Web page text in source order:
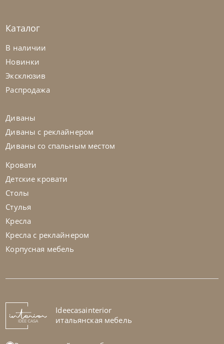
Twils
Кровать Frick
Кровать B-Curve
На заказ 45-90 дн
Каталог
В наличии
Новинки
Эксклюзив
Распродажа
Диваны
Диваны с реклайнером
Диваны со спальным местом
Кровати
Детские кровати
Столы
Стулья
Кресла
Кресла с реклайнером
Корпусная мебель
Ideecasainterior
итальянская мебель